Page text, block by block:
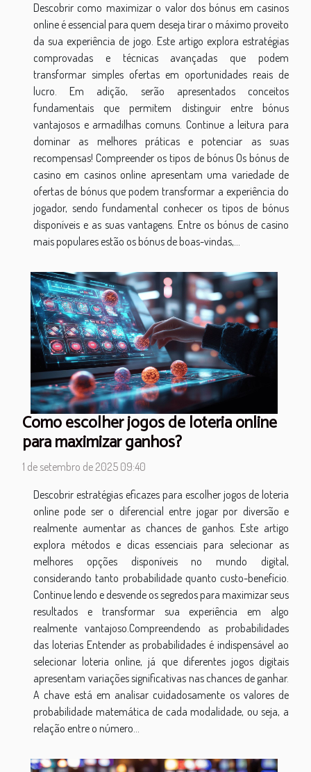
Descobrir como maximizar o valor dos bónus em casinos
online é essencial para quem deseja tirar o máximo proveito
da sua experiência de jogo. Este artigo explora estratégias
comprovadas e técnicas avançadas que podem
transformar simples ofertas em oportunidades reais de
lucro. Em adição, serão apresentados conceitos
fundamentais que permitem distinguir entre bónus
vantajosos e armadilhas comuns. Continue a leitura para
dominar as melhores práticas e potenciar as suas
recompensas! Compreender os tipos de bónus Os bónus de
casino em casinos online apresentam uma variedade de
ofertas de bónus que podem transformar a experiência do
jogador, sendo fundamental conhecer os tipos de bónus
disponíveis e as suas vantagens. Entre os bónus de casino
mais populares estão os bónus de boas-vindas,...
Como escolher jogos de loteria online
para maximizar ganhos?
1 de setembro de 2025 09:40
Descobrir estratégias eficazes para escolher jogos de loteria
online pode ser o diferencial entre jogar por diversão e
realmente aumentar as chances de ganhos. Este artigo
explora métodos e dicas essenciais para selecionar as
melhores opções disponíveis no mundo digital,
considerando tanto probabilidade quanto custo-benefício.
Continue lendo e desvende os segredos para maximizar seus
resultados e transformar sua experiência em algo
realmente vantajoso.Compreendendo as probabilidades
das loterias Entender as probabilidades é indispensável ao
selecionar loteria online, já que diferentes jogos digitais
apresentam variações significativas nas chances de ganhar.
A chave está em analisar cuidadosamente os valores de
probabilidade matemática de cada modalidade, ou seja, a
relação entre o número...